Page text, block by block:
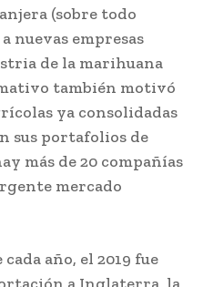
(sobre todo
nuevas empresas
de la marihuana
también motivó
ya consolidadas
sus portafolios de
más de 20 compañías
mercado
año, el 2019 fue
a Inglaterra, la